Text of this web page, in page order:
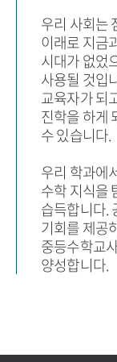
우리 사회는
이래로 지금
시대가 없었
사용될 것입
교육자가 되
진학을 하게
수 있습니다.
우리 학과에
수학 지식을
습득합니다.
기회를 제공
중등수학교
양성합니다.